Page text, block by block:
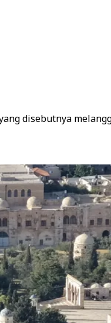
disebutnya